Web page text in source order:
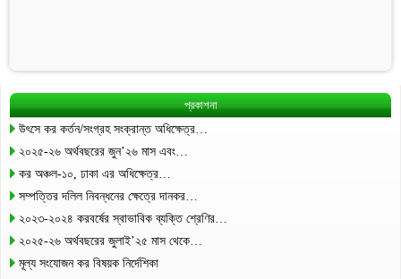
প্রকাশনা
উৎসে কর কর্তন/সংগ্রহ সংক্রান্ত অধিক্ষেত্র…
২০২৫-২৬ অর্থবছরের জুন’২৬ মাস এবং…
কর অঞ্চল-১০, ঢাকা এর অধিক্ষেত্র…
সম্পত্তির দলিল নিবন্ধনের ক্ষেত্রে দানকর…
২০২৩-২০২৪ করবর্ষের স্বাভাবিক ব্যক্তি শ্রেণির…
২০২৫-২৬ অর্থবছরের জুলাই’২৫ মাস থেকে…
মূল্য সংযোজন কর বিষয়ক নির্দেশিকা